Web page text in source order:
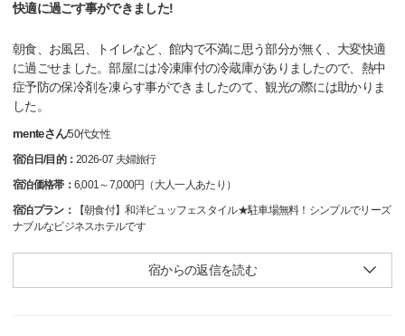
快適に過ごす事ができました!
朝食、お風呂、トイレなど、館内で不満に思う部分が無く、大変快適
に過ごせました。部屋には冷凍庫付の冷蔵庫がありましたので、熱中
症予防の保冷剤を凍らす事ができましたのて、観光の際には助かりま
した。
menteさん/50代女性
宿泊日/目的：2026-07 夫婦旅行
宿泊価格帯： 6,001～7,000円（大人一人あたり）
宿泊プラン：
【朝食付】和洋ビュッフェスタイル★駐車場無料！シンプルでリーズ
ナブルなビジネスホテルです
宿からの返信を読む